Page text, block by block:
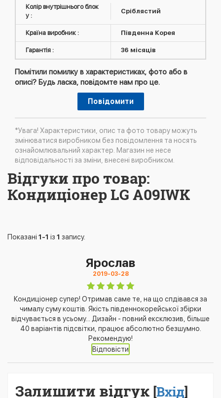
Колір внутрішнього блок
у :
Сріблястий
Країна виробник : Південна Корея
Гарантія : 36 місяців
Помітили помилку в характеристиках, фото або в
описі? Будь ласка, повідомте нам про це.
Повідомити
*Увага! Характеристики, опис та фото товару можуть
змінюватися виробником без повідомлення та носять
ознайомлювальний характер. Магазин не несе
відповідальності за зміни, внесені виробником.
Відгуки про товар:
Кондиціонер LG A09IWK
Показані 1-1 із 1 запису.
Ярослав
2019-03-28
Кондиціонер супер! Отримав саме те, на що спдівався за
чималу суму коштів. Якість південнокорейської збірки
відчувається в усьому... Дизайн - повний ексклюзив, більше
40 варіантів підсвітки, працює абсолютно безшумно.
Рекомендую!
Відповісти
Залишити відгук [Вхід]